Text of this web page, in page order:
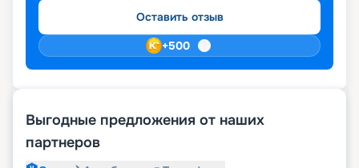
Оставить отзыв
+500
Выгодные предложения от наших
партнеров